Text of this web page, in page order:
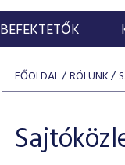
BEFEKTETŐK
FŐOLDAL RÓLUNK